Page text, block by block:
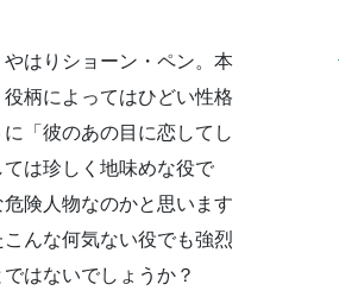
はりショーン・ペン。本
柄によってはひどい性格
「彼のあの目に恋してし
は珍しく地味めな役で
険人物なのかと思います
んな何気ない役でも強烈
はないでしょうか？